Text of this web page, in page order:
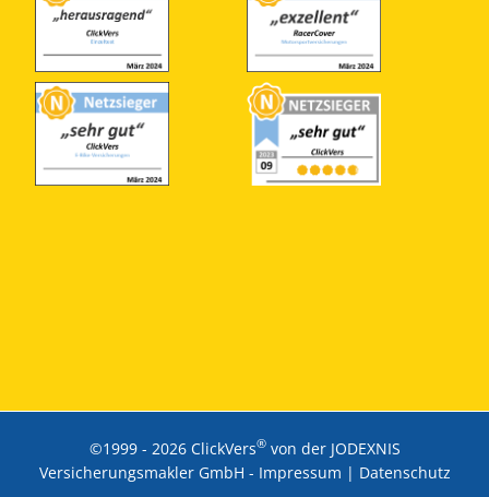
©1999 - 2026 ClickVers®von der JODEXNIS
Versicherungsmakler GmbH - Impressum | Datenschutz